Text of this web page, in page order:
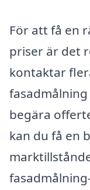
För att få en
priser är det
kontaktar
begära
kan du få en